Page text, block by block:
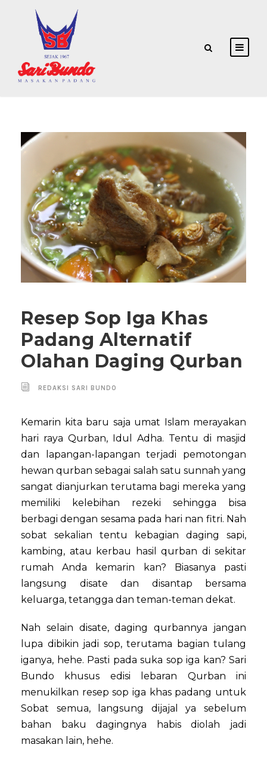
Resep Sop Iga Khas
Padang Alternatif
Olahan Daging Qurban
REDAKSI SARI BUNDO
Kemarin kita baru saja umat Islam merayakan
hari raya Qurban, Idul Adha. Tentu di masjid
dan lapangan-lapangan terjadi pemotongan
hewan qurban sebagai salah satu sunnah yang
sangat dianjurkan terutama bagi mereka yang
memiliki kelebihan rezeki sehingga bisa
berbagi dengan sesama pada hari nan fitri. Nah
sobat sekalian tentu kebagian daging sapi,
kambing, atau kerbau hasil qurban di sekitar
rumah Anda kemarin kan? Biasanya pasti
langsung disate dan disantap bersama
keluarga, tetangga dan teman-teman dekat.
Nah selain disate, daging qurbannya jangan
lupa dibikin jadi sop, terutama bagian tulang
iganya, hehe. Pasti pada suka sop iga kan? Sari
Bundo khusus edisi lebaran Qurban ini
menukilkan resep sop iga khas padang untuk
Sobat semua, langsung dijajal ya sebelum
bahan baku dagingnya habis diolah jadi
masakan lain, hehe.